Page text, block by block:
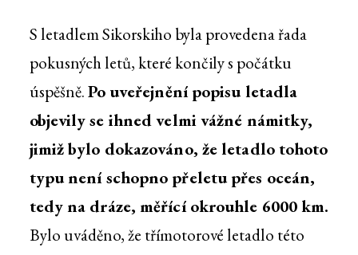
S letadlem Sikorskiho byla provedena řada
pokusných letů, které končily s počátku
úspěšně.Po uveřejnění popisu letadla
objevily se ihned velmi vážné námitky,
jimiž bylo dokazováno, že letadlo tohoto
typu není schopno přeletu přes oceán,
tedy na dráze, měřící okrouhle 6000 km.
Bylo uváděno, že třímotorové letadlo této